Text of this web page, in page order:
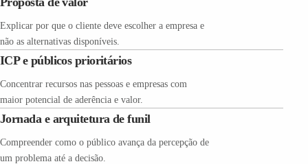
Explicar por que o cliente deve escolher a empresa e
não as alternativas disponíveis.
ICP e públicos prioritários
Concentrar recursos nas pessoas e empresas com
maior potencial de aderência e valor.
Jornada e arquitetura de funil
Compreender como o público avança da percepção de
um problema até a decisão.